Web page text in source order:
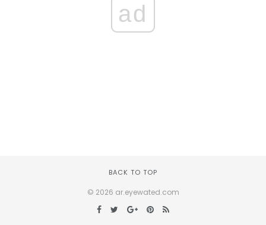
ad
BACK TO TOP
© 2026 ar.eyewated.com